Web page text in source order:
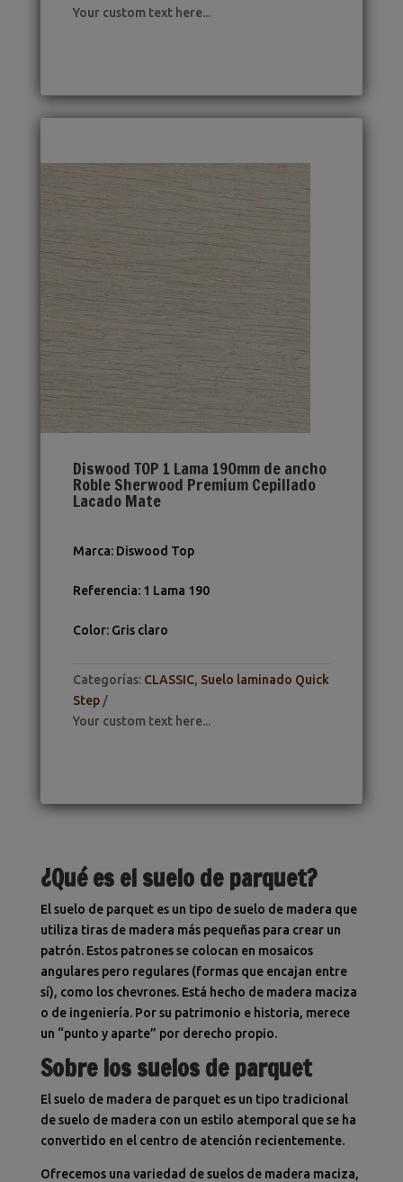
Your custom text here...
Diswood TOP 1 Lama 190mm de ancho
Roble Sherwood Premium Cepillado
Lacado Mate
Marca: Diswood Top
Referencia: 1 Lama 190
Color: Gris claro
Categorías: CLASSIC, Suelo laminado Quick
Step
Your custom text here...
¿Qué es el suelo de parquet?
El suelo de parquet es un tipo de suelo de madera que
utiliza tiras de madera más pequeñas para crear un
patrón. Estos patrones se colocan en mosaicos
angulares pero regulares (formas que encajan entre
sí), como los chevrones. Está hecho de madera maciza
o de ingeniería. Por su patrimonio e historia, merece
un “punto y aparte” por derecho propio.
Sobre los suelos de parquet
El suelo de madera de parquet es un tipo tradicional
de suelo de madera con un estilo atemporal que se ha
convertido en el centro de atención recientemente.
Ofrecemos una variedad de suelos de madera maciza,